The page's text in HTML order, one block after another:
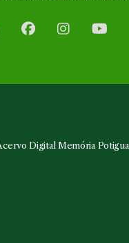
uma
uma
uma
Digital Memória